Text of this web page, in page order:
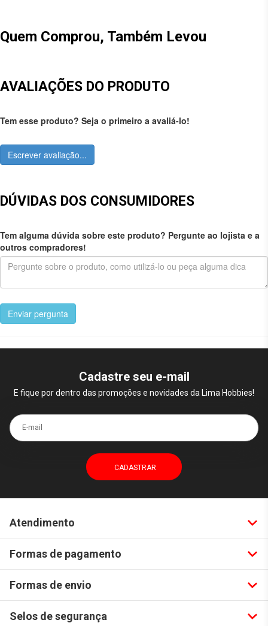
Quem Comprou, Também Levou
AVALIAÇÕES DO PRODUTO
Tem esse produto? Seja o primeiro a avaliá-lo!
Escrever avaliação...
DÚVIDAS DOS CONSUMIDORES
Tem alguma dúvida sobre este produto? Pergunte ao lojista e a
outros compradores!
Enviar pergunta
Cadastre seu e-mail
E fique por dentro das promoções e novidades da Lima Hobbies!
E-mail
Atendimento
Formas de pagamento
Formas de envio
Selos de segurança